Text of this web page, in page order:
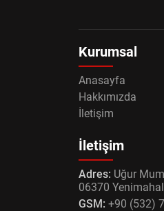
Kurumsal
Anasayfa
Hakkımızda
İletişim
İletişim
Adres: Uğur
06370
GSM: +90 (532)